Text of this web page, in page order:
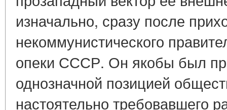
изначально, сразу после
некоммунистического
опеки СССР. Он якобы был
однозначной позицией
настоятельно требовавшего